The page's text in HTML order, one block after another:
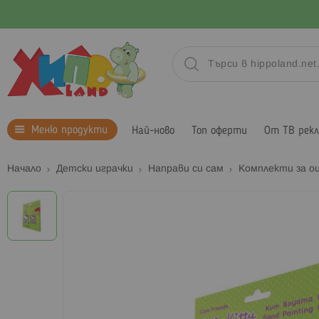
Меню продукти Най-ново Топ оферти От ТВ
Начало Детски играчки Направи си сам Комплекти за
Преминете
към
края
на